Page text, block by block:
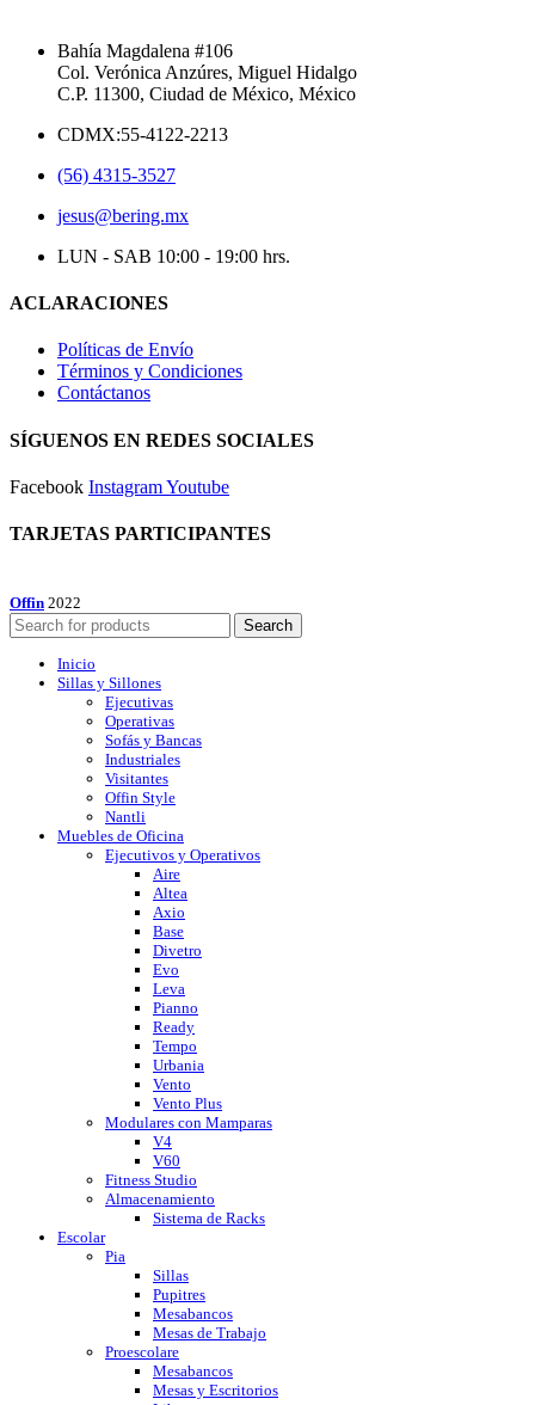
Bahía Magdalena #106
Col. Verónica Anzúres, Miguel Hidalgo
C.P. 11300, Ciudad de México, México
CDMX:55-4122-2213
(56) 4315-3527
jesus@bering.mx
LUN - SAB 10:00 - 19:00 hrs.
ACLARACIONES
Políticas de Envío
Términos y Condiciones
Contáctanos
SÍGUENOS EN REDES SOCIALES
Facebook InstagramYoutube
TARJETAS PARTICIPANTES
Offin 2022
Search
Inicio
Sillas y Sillones
Ejecutivas
Operativas
Sofás y Bancas
Industriales
Visitantes
Offin Style
Nantli
Muebles de Oficina
Ejecutivos y Operativos
Aire
Altea
Axio
Base
Divetro
Evo
Leva
Pianno
Ready
Tempo
Urbania
Vento
Vento Plus
Modulares con Mamparas
V4
V60
Fitness Studio
Almacenamiento
Sistema de Racks
Escolar
Pia
Sillas
Pupitres
Mesabancos
Mesas de Trabajo
Proescolare
Mesabancos
Mesas y Escritorios